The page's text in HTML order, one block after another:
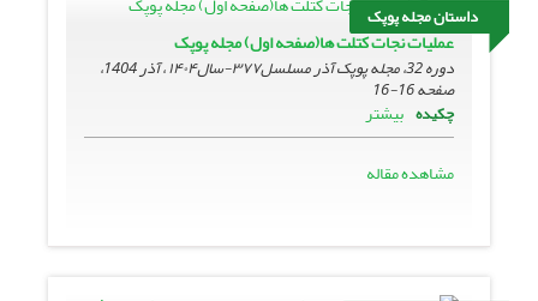
داستان مجله پوپک
عملیات نجات کتلت ها(صفحه اول) مجله پوپک
دوره 32، مجله پوپک آذر مسلسل۳۷۷-سال۱۴۰۴ ، آذر 1404،
صفحه16-16
چکیده بیشتر
مشاهده مقاله